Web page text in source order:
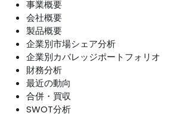
事業概要
会社概要
製品概要
企業別市場シェア分析
企業別カバレッジポートフォリオ
財務分析
最近の動向
合併・買収
SWOT分析